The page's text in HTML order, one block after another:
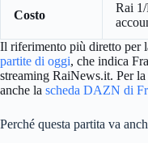
Costo
Rai
Il riferimento più diretto per
partite di oggi, che indica
streaming RaiNews.it. Per
anche la scheda DAZN di
Perché questa partita va